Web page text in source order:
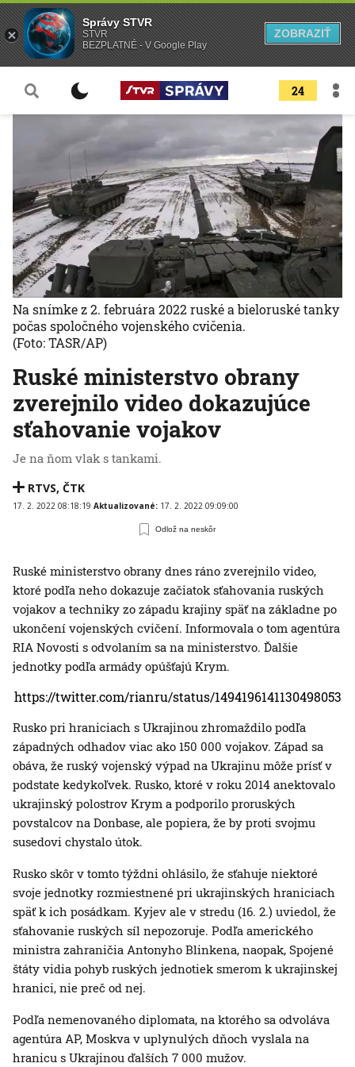
24
Ruské ministerstvo obrany
zverejnilo video dokazujúce
sťahovanie vojakov
Je na ňom vlak s tankami.
RTVS, ČTK
17. 2. 2022 08:18:19 Aktualizované: 17. 2. 2022 09:09:00
Odlož na neskôr
Na snímke z 2. februára 2022 ruské a bieloruské tanky
počas spoločného vojenského cvičenia.
(Foto: TASR/AP)
Ruské ministerstvo obrany dnes ráno zverejnilo video,
ktoré podľa neho dokazuje začiatok sťahovania ruských
vojakov a techniky zo západu krajiny späť na základne po
ukončení vojenských cvičení. Informovala o tom agentúra
RIA Novosti s odvolaním sa na ministerstvo. Ďalšie
jednotky podľa armády opúšťajú Krym.
https://twitter.com/rianru/status/1494196141130498053
Rusko pri hraniciach s Ukrajinou zhromaždilo podľa
západných odhadov viac ako 150 000 vojakov. Západ sa
obáva, že ruský vojenský výpad na Ukrajinu môže prísť v
podstate kedykoľvek. Rusko, ktoré v roku 2014 anektovalo
ukrajinský polostrov Krym a podporilo proruských
povstalcov na Donbase, ale popiera, že by proti svojmu
susedovi chystalo útok.
Rusko skôr v tomto týždni ohlásilo, že sťahuje niektoré
svoje jednotky rozmiestnené pri ukrajinských hraniciach
späť k ich posádkam. Kyjev ale v stredu (16. 2.) uviedol, že
sťahovanie ruských síl nepozoruje. Podľa amerického
ministra zahraničia Antonyho Blinkena, naopak, Spojené
štáty vidia pohyb ruských jednotiek smerom k ukrajinskej
hranici, nie preč od nej.
Podľa nemenovaného diplomata, na ktorého sa odvoláva
agentúra AP, Moskva v uplynulých dňoch vyslala na
hranicu s Ukrajinou ďalších 7 000 mužov.
Správy STVR
STVR
BEZPLATNÉ - V Google Play
ZOBRAZIŤ